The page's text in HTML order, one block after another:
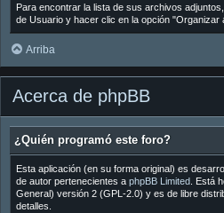
Para encontrar la lista de sus archivos
de Usuario y hacer clic en la opción "Organizar
Arriba
Acerca de phpBB
¿Quién programó este foro?
Esta aplicación (en su forma original) es
de autor pertenecientes a phpBB Limited. Está
General) versión 2 (GPL-2.0) y es de libre
detalles.